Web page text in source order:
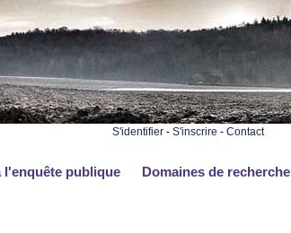
S'identifier - S'inscrire - Contact
l'enquête publique Domaines de recherche